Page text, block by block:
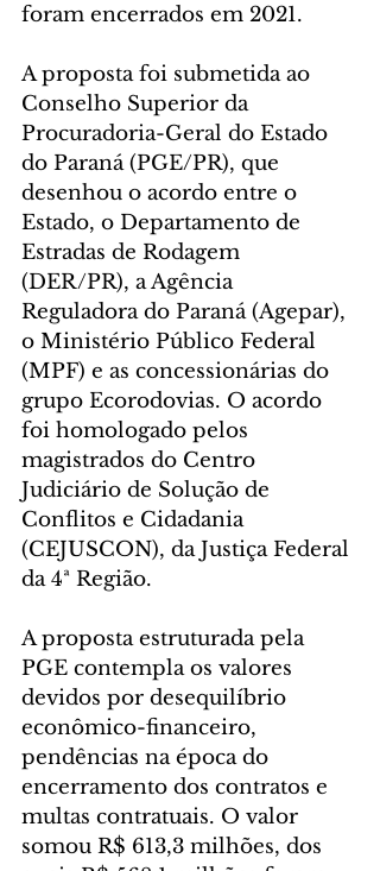
foram encerrados em 2021.
A proposta foi submetida ao
Conselho Superior da
Procuradoria-Geral do Estado
do Paraná (PGE/PR), que
desenhou o acordo entre o
Estado, o Departamento de
Estradas de Rodagem
(DER/PR), a Agência
Reguladora do Paraná (Agepar),
o Ministério Público Federal
(MPF) e as concessionárias do
grupo Ecorodovias. O acordo
foi homologado pelos
magistrados do Centro
Judiciário de Solução de
Conflitos e Cidadania
(CEJUSCON), da Justiça Federal
da 4ª Região.
A proposta estruturada pela
PGE contempla os valores
devidos por desequilíbrio
econômico-financeiro,
pendências na época do
encerramento dos contratos e
multas contratuais. O valor
somou R$ 613,3 milhões, dos